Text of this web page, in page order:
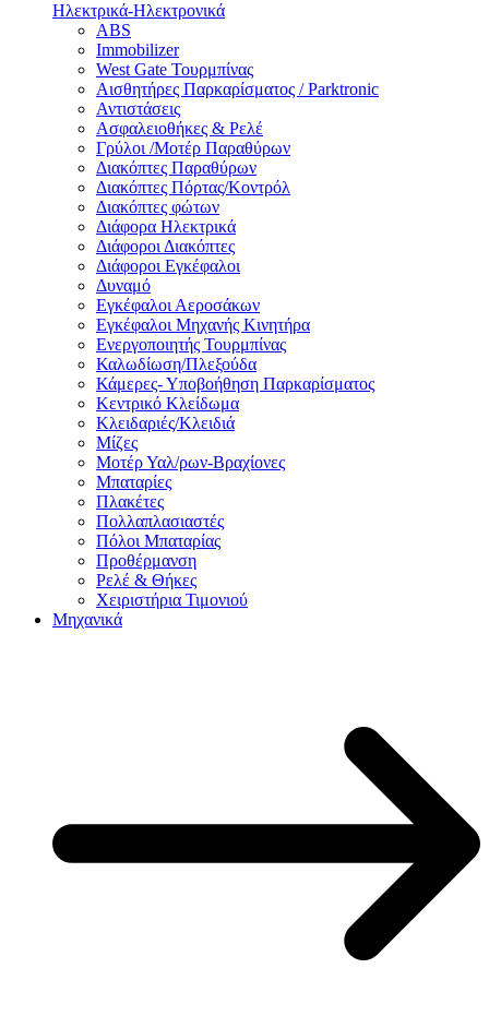
Ηλεκτρικά-Ηλεκτρονικά
ABS
Immobilizer
West Gate Τουρμπίνας
Αισθητήρες Παρκαρίσματος / Parktronic
Αντιστάσεις
Ασφαλειοθήκες & Ρελέ
Γρύλοι /Μοτέρ Παραθύρων
Διακόπτες Παραθύρων
Διακόπτες Πόρτας/Κοντρόλ
Διακόπτες φώτων
Διάφορα Ηλεκτρικά
Διάφοροι Διακόπτες
Διάφοροι Εγκέφαλοι
Δυναμό
Εγκέφαλοι Αεροσάκων
Εγκέφαλοι Μηχανής Κινητήρα
Ενεργοποιητής Τουρμπίνας
Καλωδίωση/Πλεξούδα
Κάμερες- Υποβοήθηση Παρκαρίσματος
Κεντρικό Κλείδωμα
Κλειδαριές/Κλειδιά
Μίζες
Μοτέρ Υαλ/ρων-Βραχίονες
Μπαταρίες
Πλακέτες
Πολλαπλασιαστές
Πόλοι Μπαταρίας
Προθέρμανση
Ρελέ & Θήκες
Χειριστήρια Τιμονιού
Μηχανικά